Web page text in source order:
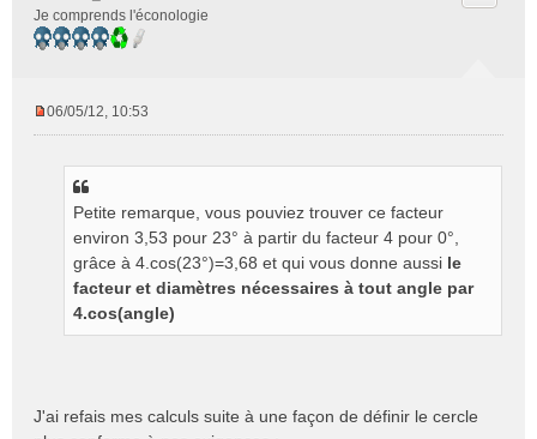
Je comprends l'éconologie
06/05/12, 10:53
Petite remarque, vous pouviez trouver ce facteur
environ 3,53 pour 23° à partir du facteur 4 pour 0°,
grâce à 4.cos(23°)=3,68 et qui vous donne aussi le
facteur et diamètres nécessaires à tout angle par
4.cos(angle)
J'ai refais mes calculs suite à une façon de définir le cercle